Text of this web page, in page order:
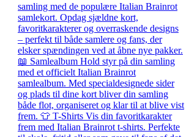
samling med de populære Italian Brainrot
samlekort. Opdag sjældne kort,
favoritkarakterer og overraskende designs
– perfekt til både samlere og fans, der
elsker spændingen ved at åbne nye pakker.
📖 Samlealbum Hold styr på din samling
med et officielt Italian Brainrot
samlealbum. Med specialdesignede sider
og plads til dine kort bliver din samling
både flot, organiseret og klar til at blive vist
frem. 👕 T-Shirts Vis din favoritkarakter
frem med Italian Brainrot t-shirts. Perfekte